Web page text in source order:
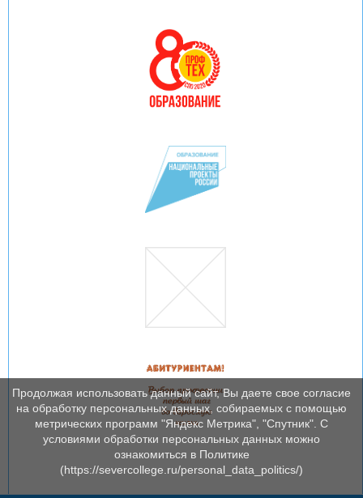
Продолжая использовать данный сайт, Вы даете свое согласие
на обработку персональных данных, собираемых с помощью
метрических программ "Яндекс Метрика", "Спутник". С
условиями обработки персональных данных можно
ознакомиться в Политике
(https://severcollege.ru/personal_data_politics/)